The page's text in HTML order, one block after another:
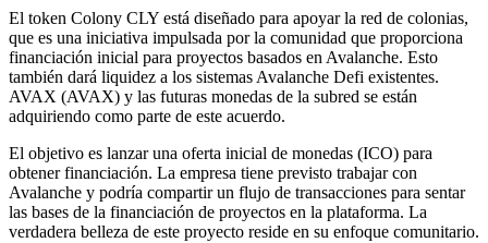
El token Colony CLY está diseñado para apoyar la red de colonias,
que es una iniciativa impulsada por la comunidad que proporciona
financiación inicial para proyectos basados en Avalanche. Esto
también dará liquidez a los sistemas Avalanche Defi existentes.
AVAX (AVAX) y las futuras monedas de la subred se están
adquiriendo como parte de este acuerdo.
El objetivo es lanzar una oferta inicial de monedas (ICO) para
obtener financiación. La empresa tiene previsto trabajar con
Avalanche y podría compartir un flujo de transacciones para sentar
las bases de la financiación de proyectos en la plataforma. La
verdadera belleza de este proyecto reside en su enfoque comunitario.